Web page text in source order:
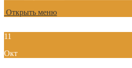
Открыть меню
11
Окт